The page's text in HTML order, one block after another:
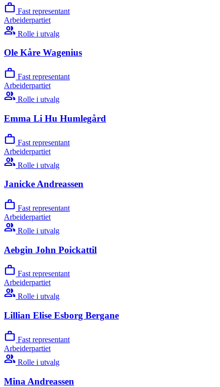
work Fast representant
Arbeiderpartiet
group Rolle i utvalg
Ole Kåre Wagenius
work Fast representant
Arbeiderpartiet
group Rolle i utvalg
Emma Li Hu Humlegård
work Fast representant
Arbeiderpartiet
group Rolle i utvalg
Janicke Andreassen
work Fast representant
Arbeiderpartiet
group Rolle i utvalg
Aebgin John Poickattil
work Fast representant
Arbeiderpartiet
group Rolle i utvalg
Lillian Elise Esborg Bergane
work Fast representant
Arbeiderpartiet
group Rolle i utvalg
Mina Andreassen